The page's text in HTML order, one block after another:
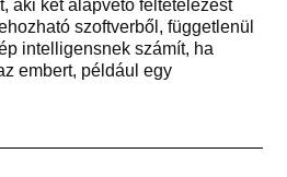
aki két alapvető feltételezést
szoftverből, függetlenül
intelligensnek számít, ha
embert, például egy